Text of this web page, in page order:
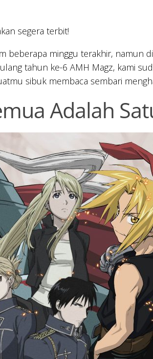
segera terbit!
beberapa minggu terakhir, namun
tahun ke-6 AMH Magz, kami
sibuk membaca sembari
Adalah